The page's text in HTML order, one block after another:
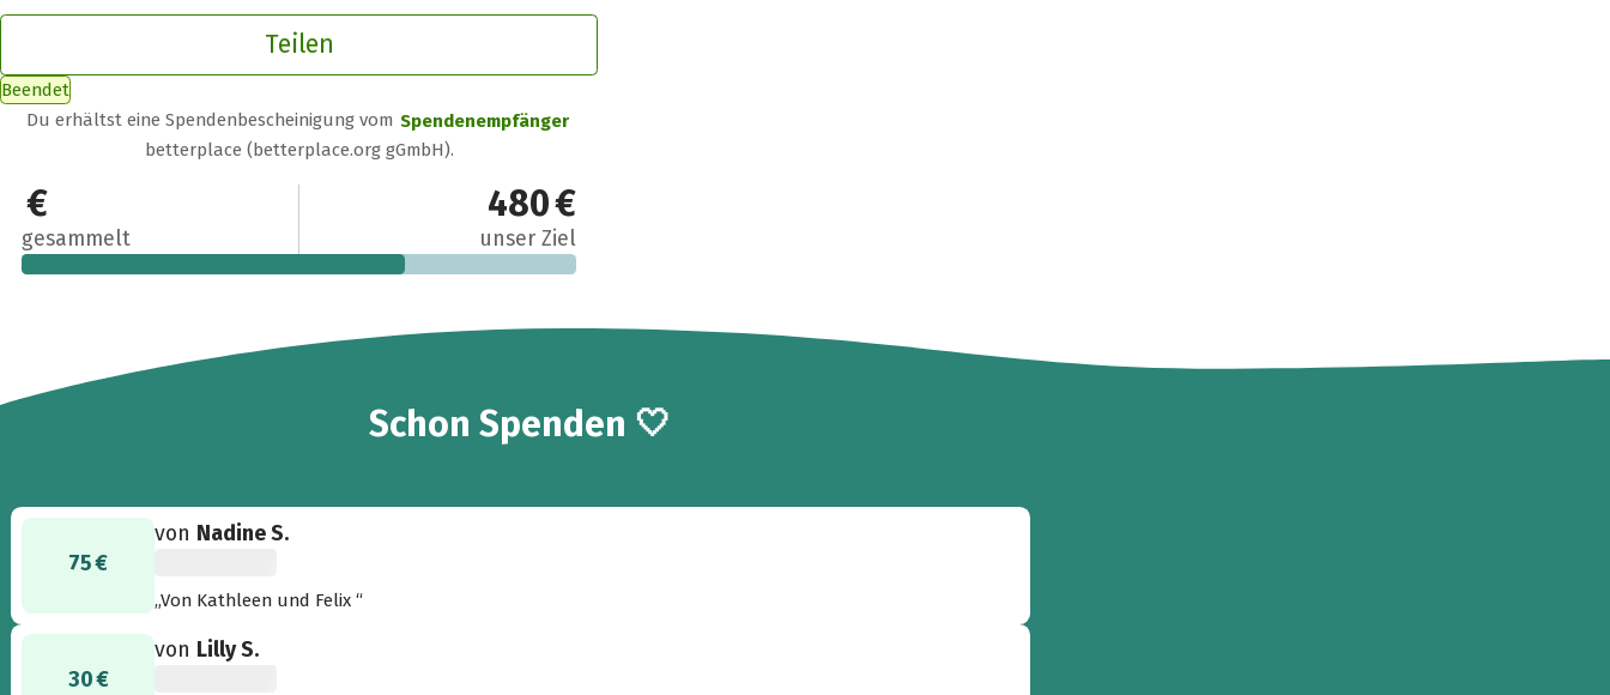
Teilen
Beendet
Du erhältst eine Spendenbescheinigung vom Spendenempfänger
betterplace (betterplace.org gGmbH).
330 €
gesammelt
480 €
unser Ziel
Schon7
Spenden 🤍
75 €
von Nadine S.
„Von Kathleen und Felix “
30 €
von Lilly S.